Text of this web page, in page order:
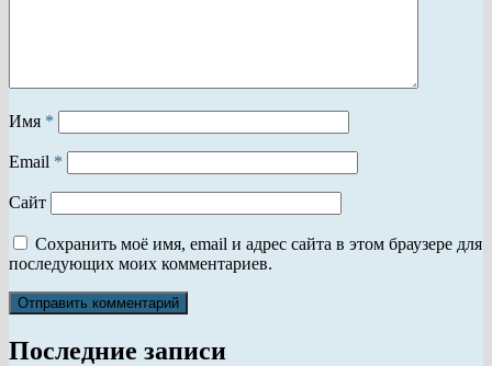
Имя *
Email *
Сайт
Сохранить моё имя, email и адрес сайта в этом браузере для
последующих моих комментариев.
Последние записи